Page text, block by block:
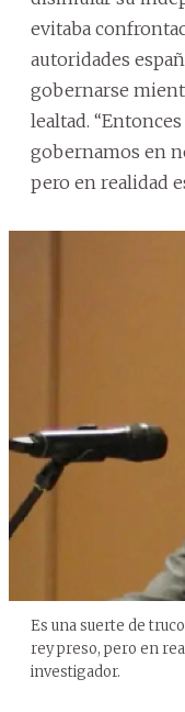
evitaba
autoridades
gobernarse
lealtad.
gobernamos en
pero en realidad
Es una suerte de
rey preso, pero en
investigador.